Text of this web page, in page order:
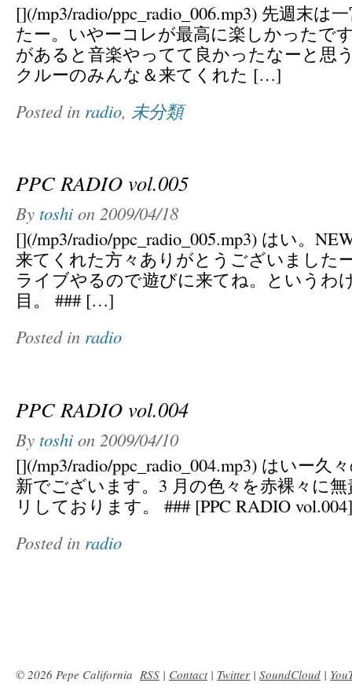
[](/mp3/radio/ppc_radio_006.mp3) 先週末は
たー。いやーコレが最高に楽しかったで
があると音楽やってて良かったなーと思
クルーのみんな＆来てくれた […]
Posted in radio, 未分類
PPC RADIO vol.005
By toshi on 2009/04/18
[](/mp3/radio/ppc_radio_005.mp3) はい。
来てくれた方々ありがとうございました
ライブやるので遊びに来てね。というわ
目。 ### […]
Posted in radio
PPC RADIO vol.004
By toshi on 2009/04/10
[](/mp3/radio/ppc_radio_004.mp3) はいー久
新でございます。3 月の色々を赤裸々に
リしております。 ### [PPC RADIO
Posted in radio
© 2026 Pepe California RSS | Contact| Twitter | SoundCloud |